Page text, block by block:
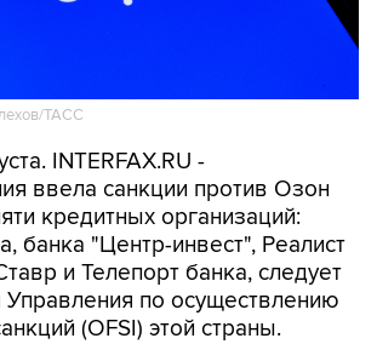
ТАСС
INTERFAX.RU -
ввела санкции против Озон
кредитных организаций:
банка "Центр-инвест", Реалист
и Телепорт банка, следует
по осуществлению
(OFSI) этой страны.